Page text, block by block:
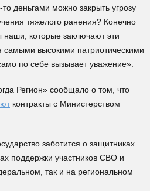
деньгами можно закрыть угрозу
тяжелого ранения? Конечно
наши, которые заключают эти
самыми высокими патриотическими
по себе вызывает уважение».
Регион» сообщало о том, что
контракты с Министерством
заботится о защитниках
поддержки участников СВО и
так и на региональном